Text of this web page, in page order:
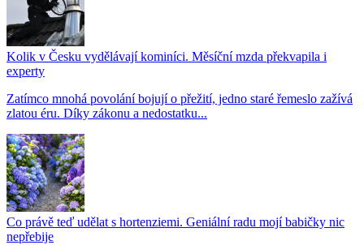
Kolik v Česku vydělávají kominíci. Měsíční mzda překvapila i
experty
Zatímco mnohá povolání bojují o přežití, jedno staré řemeslo zažívá
zlatou éru. Díky zákonu a nedostatku...
Co právě teď udělat s hortenziemi. Geniální radu mojí babičky nic
nepřebije